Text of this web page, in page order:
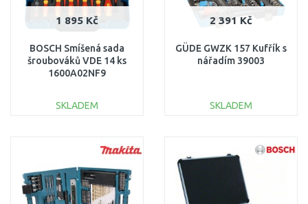
1 895 Kč
BOSCH Smíšená sada
šroubováků VDE 14 ks
1600A02NF9
SKLADEM
2 391 Kč
GÜDE GWZK 157 Kufřík s
nářadím 39003
SKLADEM
Porovnat